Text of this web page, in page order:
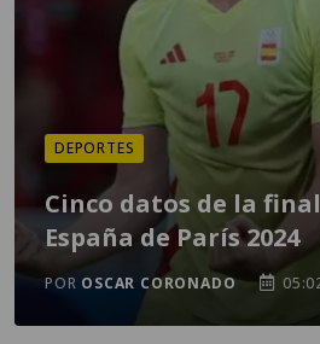
DEPORTES
Cinco datos de la
España de París 2024
POR OSCAR CORONADO